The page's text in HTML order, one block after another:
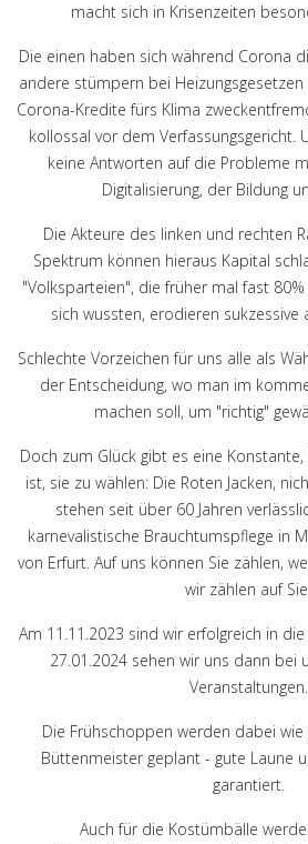
macht sich in Krisenzeiten
Die einen haben sich während Corona
andere stümpern bei
Corona-Kredite fürs Klima
kollossal vor dem Verfassungsgericht.
keine Antworten auf die Probleme
Digitalisierung, der Bildung
Die Akteure des linken und rechten
Spektrum können hieraus Kapital
"Volksparteien", die früher mal fast
sich wussten, erodieren sukzessive
Schlechte Vorzeichen für uns alle als
der Entscheidung, wo man im
machen soll, um "richtig"
Doch zum Glück gibt es eine
ist, sie zu wählen: Die Roten Jacken,
stehen seit über 60 Jahren
karnevalistische Brauchtumspflege in
von Erfurt. Auf uns können Sie zählen,
wir zählen auf
Am 11.11.2023 sind wir erfolgreich in
27.01.2024 sehen wir uns dann bei
Veranstaltungen.
Die Frühschoppen werden dabei
Büttenmeister geplant - gute Laune
garantiert.
Auch für die Kostümbälle